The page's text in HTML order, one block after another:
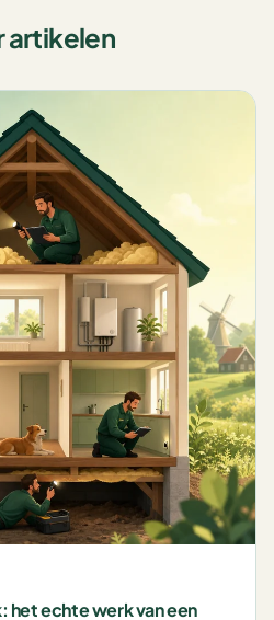
artikelen
het echte werk van een